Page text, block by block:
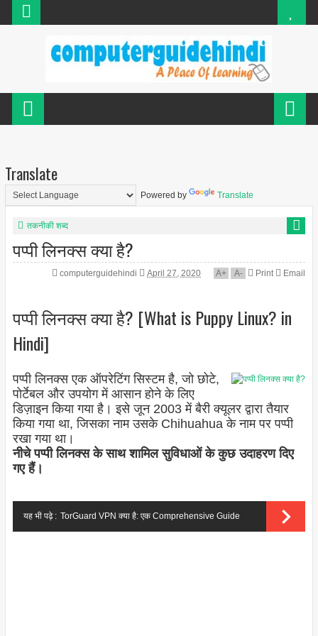
Translate
Powered by Translate
तकनीकी शब्द
पप्पी लिनक्स क्या है?
computerguidehindi April 27, 2020 A+ A- Print Email
पप्पी लिनक्स क्या है? [What is Puppy Linux? in
Hindi]
पप्पी लिनक्स एक ऑपरेटिंग सिस्टम है, जो छोटे,
पोर्टेबल और उपयोग में आसान होने के लिए
डिज़ाइन किया गया है। इसे जून 2003 में बैरी क्यूलर द्वारा तैयार
किया गया था, जिसका नाम उसके Chihuahua के नाम पर पप्पी
रखा गया था।
नीचे पप्पी लिनक्स के साथ शामिल सुविधाओं के कुछ उदाहरण दिए
गए हैं।
यह भी पढ़े : TorGuard VPN क्या है: एक Comprehensive Guide